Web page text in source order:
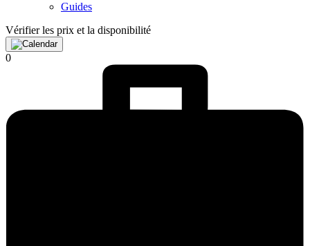
Guides
Vérifier les prix et la disponibilité
0